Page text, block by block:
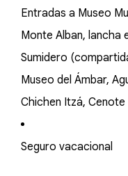
Entradas a Museo
Monte Alban, lancha
Sumidero
Museo del Ámbar,
Chichen Itzá, Cenote
Seguro vacacional